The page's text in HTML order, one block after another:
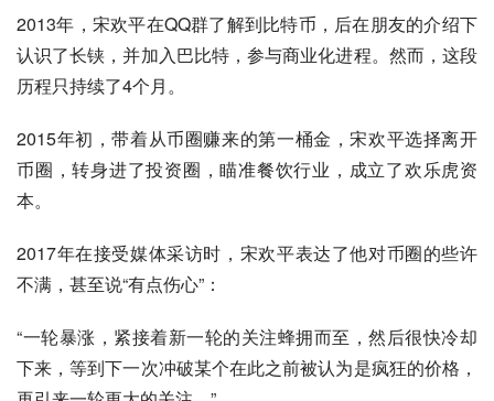
2013年，宋欢平在QQ群了解到比特币，后在朋友的介绍下
认识了长铗，并加入巴比特，参与商业化进程。然而，这段
历程只持续了4个月。
2015年初，带着从币圈赚来的第一桶金，宋欢平选择离开
币圈，转身进了投资圈，瞄准餐饮行业，成立了欢乐虎资
本。
2017年在接受媒体采访时，宋欢平表达了他对币圈的些许
不满，甚至说“有点伤心”：
“一轮暴涨，紧接着新一轮的关注蜂拥而至，然后很快冷却
下来，等到下一次冲破某个在此之前被认为是疯狂的价格，